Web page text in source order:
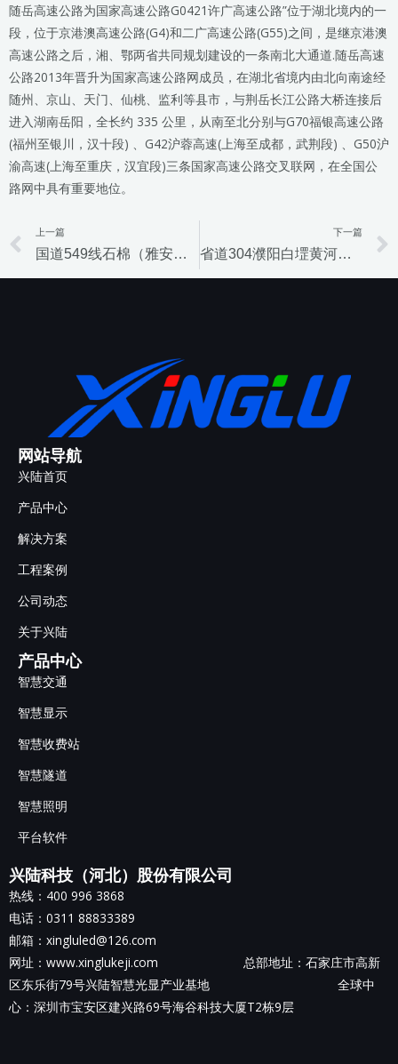
随岳高速公路为国家高速公路G0421许广高速公路”位于湖北境内的一
段，位于京港澳高速公路(G4)和二广高速公路(G55)之间，是继京港澳
高速公路之后，湘、鄂两省共同规划建设的一条南北大通道.随岳高速
公路2013年晋升为国家高速公路网成员，在湖北省境内由北向南途经
随州、京山、天门、仙桃、监利等县市，与荆岳长江公路大桥连接后
进入湖南岳阳，全长约 335 公里，从南至北分别与G70福银高速公路
(福州至银川，汉十段) 、G42沪蓉高速(上海至成都，武荆段) 、G50沪
渝高速(上海至重庆，汉宜段)三条国家高速公路交叉联网，在全国公
路网中具有重要地位。
Prev
上一篇
国道549线石棉（雅安界）至九龙段公路工程（机电房建2标段）项目
下一篇
省道304濮阳白堽黄河公路大桥及接线工程机电项目
网站导航
兴陆首页
产品中心
解决方案
工程案例
公司动态
关于兴陆
产品中心
智慧交通
智慧显示
智慧收费站
智慧隧道
智慧照明
平台软件
兴陆科技（河北）股份有限公司
热线：400 996 3868
电话：0311 88833389
邮箱：xingluled@126.com
网址：www.xinglukeji.com 总部地址： 石家庄市高新
区东乐街79号兴陆智慧光显产业基地 全球中
心：深圳市宝安区建兴路69号海谷科技大厦T2栋9层